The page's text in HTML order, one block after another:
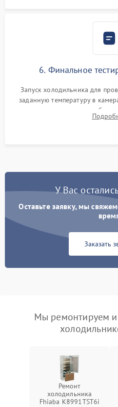
6. Финальное
Запуск холодильника для
заданную температуру в
компрессора, отсутствия
срабатывания системы
У Вас
Оставьте заявку, мы
Заказать
Мы ремонтируем
Ремонт
холодильника
Fhiaba K8991TST6i